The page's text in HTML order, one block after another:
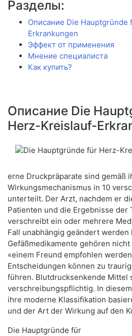
Разделы:
Описание Die
Erkrankungen
Эффект от применения
Мнение специалиста
Как купить?
Описание Die
Herz-Kreislauf-
erne Druckpräparate sind gemäß
Wirkungsmechanismus in 10
unterteilt. Der Arzt, nachdem er
Patienten und die Ergebnisse der
verschreibt ein oder mehrere
Fall unabhängig geändert
Gefäßmedikamente gehören
«einem Freund empfohlen
Entscheidungen können zu
führen. Blutdrucksenkende Mittel
verschreibungspflichtig. In
ihre moderne Klassifikation
und der Art der Wirkung auf den
Die Hauptgründe für